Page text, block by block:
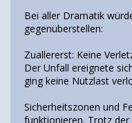
Bei aller Dramatik
gegenüberstellen:
Zuallererst: Keine
Der Unfall ereignete
ging keine Nutzlast
Sicherheitszonen und
funktionieren. Trotz